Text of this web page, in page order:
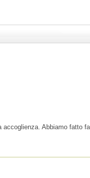
Abbiamo fatto